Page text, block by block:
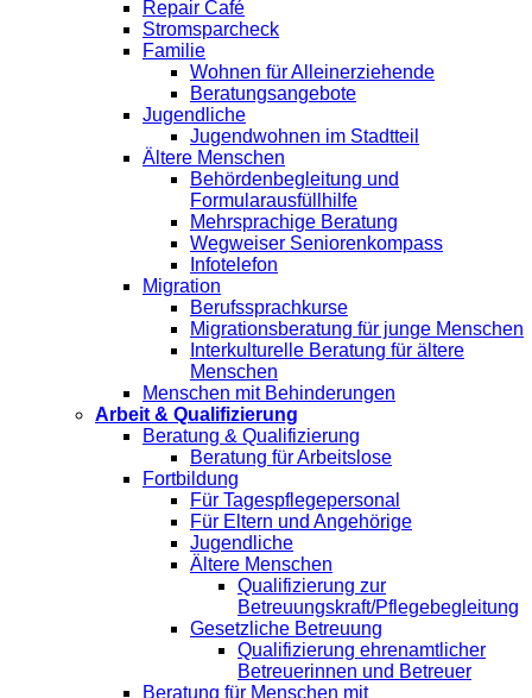
Repair Café
Stromsparcheck
Familie
Wohnen für Alleinerziehende
Beratungsangebote
Jugendliche
Jugendwohnen im Stadtteil
Ältere Menschen
Behördenbegleitung und
Formularausfüllhilfe
Mehrsprachige Beratung
Wegweiser Seniorenkompass
Infotelefon
Migration
Berufssprachkurse
Migrationsberatung für junge Menschen
Interkulturelle Beratung für ältere
Menschen
Menschen mit Behinderungen
Arbeit & Qualifizierung
Beratung & Qualifizierung
Beratung für Arbeitslose
Fortbildung
Für Tagespflegepersonal
Für Eltern und Angehörige
Jugendliche
Ältere Menschen
Qualifizierung zur
Betreuungskraft/Pflegebegleitung
Gesetzliche Betreuung
Qualifizierung ehrenamtlicher
Betreuerinnen und Betreuer
Beratung für Menschen mit